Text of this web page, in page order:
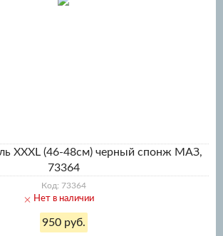
XXXL (46-48см) черный спонж МАЗ,
73364
Код: 73364
Нет в наличии
950 руб.